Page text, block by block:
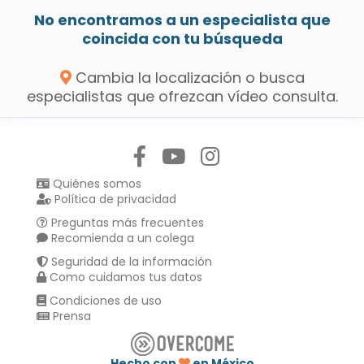
No encontramos a un especialista que
coincida con tu búsqueda
Cambia la localización o busca
especialistas que ofrezcan vídeo consulta.
Quiénes somos
Política de privacidad
Preguntas más frecuentes
Recomienda a un colega
Seguridad de la información
Como cuidamos tus datos
Condiciones de uso
Prensa